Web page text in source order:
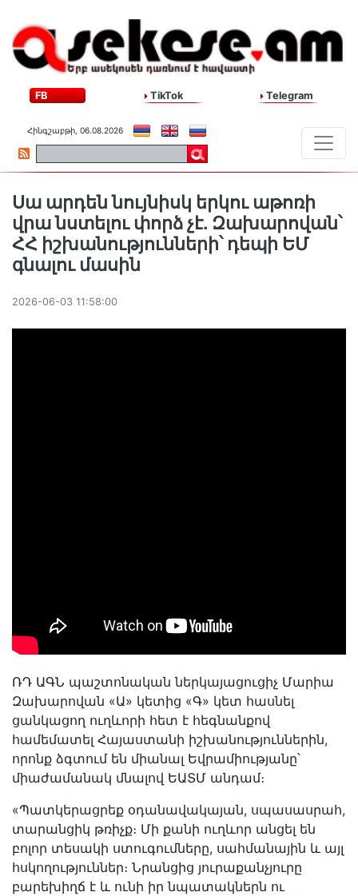
FB TikTok Telegram
Հինգշաբթի, 06.08.2026
Սա արդեն նույնիսկ երկու աթոռի
վրա նստելու փորձ չէ. Զախարովան՝
ՀՀ իշխանությունների՝ դեպի ԵՄ
գնալու մասին
2026-06-03 11:58:00
ՌԴ ԱԳՆ պաշտոնական ներկայացուցիչ Մարիա
Զախարովան «Ա» կետից «Գ» կետ հասնել
ցանկացող ուղևորի հետ է հեգնանքով
համեմատել Հայաստանի իշխանություններին,
որոնք ձգտում են միանալ Եվրամիությանը՝
միաժամանակ մնալով ԵԱՏՄ անդամ։
«Պատկերացրեք օդանավակայան, սպասասրահ,
տարանցիկ թռիչք։ Մի քանի ուղևոր անցել են
բոլոր տեսակի ստուգումները, սահմանային և այլ
հսկողություններ։ Նրանցից յուրաքանչյուրը
բարեխիղճ է և ունի իր նպատակներն ու